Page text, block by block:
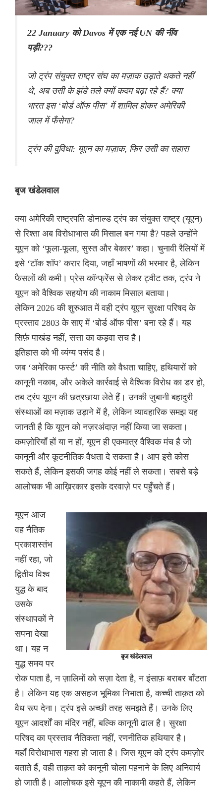
22 January को Davos में एक नई UN की नींव
पड़ी???
जो ट्रंप संयुक्त राष्ट्र संघ का मज़ाक उड़ाते थकते नहीं
थे, अब उसी के झंडे तले क्यों कदम बढ़ा रहे हैं? क्या
भारत इस ‘बोर्ड ऑफ पीस’ में शामिल होकर अमेरिकी
जाल में फँसेगा?
ट्रंप की दुविधा: यूएन का मज़ाक, फिर उसी का सहारा
बृज खंडेलवाल
क्या अमेरिकी राष्ट्रपति डोनाल्ड ट्रंप का संयुक्त राष्ट्र (यूएन)
से रिश्ता अब विरोधाभास की मिसाल बन गया है? पहले उन्होंने
यूएन को ‘फूला-फूला, सुस्त और बेकार’ कहा। चुनावी रैलियों में
इसे ‘टॉक शॉप’ करार दिया, जहाँ भाषणों की भरमार है, लेकिन
फैसलों की कमी। प्रेस कॉन्फ्रेंस से लेकर ट्वीट तक, ट्रंप ने
यूएन को वैश्विक सहयोग की नाकाम मिसाल बताया।
लेकिन 2026 की शुरुआत में वही ट्रंप यूएन सुरक्षा परिषद के
प्रस्ताव 2803 के साए में ‘बोर्ड ऑफ पीस’ बना रहे हैं। यह
सिर्फ़ पाखंड नहीं, सत्ता का कड़वा सच है।
इतिहास को भी व्यंग्य पसंद है।
जब ‘अमेरिका फर्स्ट’ की नीति को वैधता चाहिए, हथियारों को
कानूनी नकाब, और अकेले कार्रवाई से वैश्विक विरोध का डर हो,
तब ट्रंप यूएन की छत्रछाया लेते हैं। उनकी ज़ुबानी बहादुरी
संस्थाओं का मज़ाक उड़ाने में है, लेकिन व्यावहारिक समझ यह
जानती है कि यूएन को नज़रअंदाज़ नहीं किया जा सकता।
कमज़ोरियाँ हों या न हों, यूएन ही एकमात्र वैश्विक मंच है जो
कानूनी और कूटनीतिक वैधता दे सकता है। आप इसे कोस
सकते हैं, लेकिन इसकी जगह कोई नहीं ले सकता। सबसे बड़े
आलोचक भी आख़िरकार इसके दरवाज़े पर पहुँचते हैं।
बृज खंडेलवाल
यूएन आज
वह नैतिक
प्रकाशस्तंभ
नहीं रहा, जो
द्वितीय विश्व
युद्ध के बाद
उसके
संस्थापकों ने
सपना देखा
था। यह न
युद्ध समय पर
रोक पाता है, न ज़ालिमों को सज़ा देता है, न इंसाफ़ बराबर बाँटता
है। लेकिन यह एक असहज भूमिका निभाता है, कच्ची ताक़त को
वैध रूप देना। ट्रंप इसे अच्छी तरह समझते हैं। उनके लिए
यूएन आदर्शों का मंदिर नहीं, बल्कि कानूनी ढाल है। सुरक्षा
परिषद का प्रस्ताव नैतिकता नहीं, रणनीतिक हथियार है।
यहाँ विरोधाभास गहरा हो जाता है। जिस यूएन को ट्रंप कमज़ोर
बताते हैं, वही ताक़त को कानूनी चोला पहनाने के लिए अनिवार्य
हो जाती है। आलोचक इसे यूएन की नाकामी कहते हैं, लेकिन